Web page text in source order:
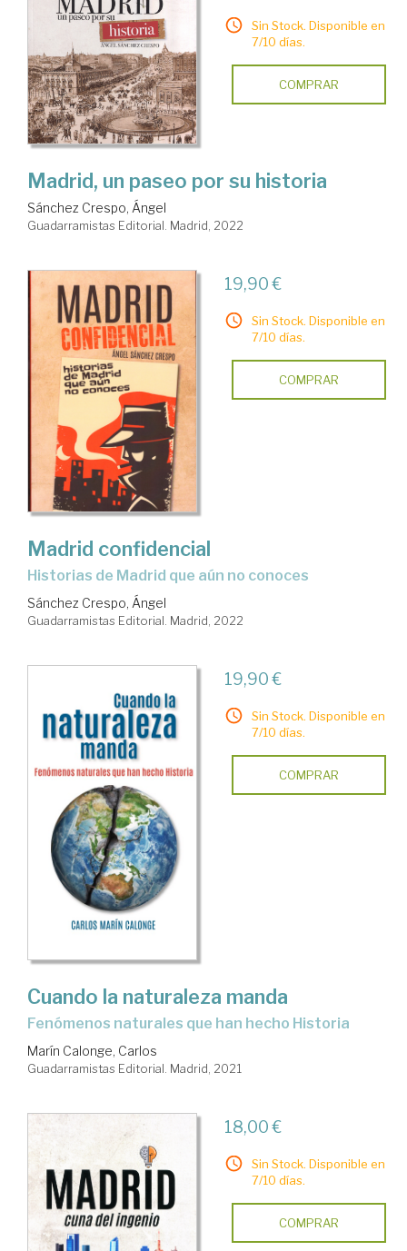
Sin Stock. Disponible en
7/10 días.
COMPRAR
Madrid, un paseo por su historia
Sánchez Crespo, Ángel
Guadarramistas Editorial. Madrid, 2022
19,90 €
Sin Stock. Disponible en
7/10 días.
COMPRAR
Madrid confidencial
historias de Madrid que aún no conoces
Sánchez Crespo, Ángel
Guadarramistas Editorial. Madrid, 2022
19,90 €
Sin Stock. Disponible en
7/10 días.
COMPRAR
Cuando la naturaleza manda
fenómenos naturales que han hecho Historia
Marín Calonge, Carlos
Guadarramistas Editorial. Madrid, 2021
18,00 €
Sin Stock. Disponible en
7/10 días.
COMPRAR